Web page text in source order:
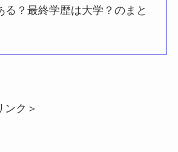
る？最終学歴は大学？のまと
ンク＞